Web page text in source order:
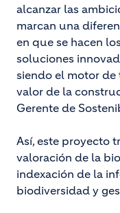
alcanzar las
marcan una
en que se hacen
soluciones
siendo el motor de
valor de la
Gerente de
Así, este proyecto
valoración de la
indexación de la
biodiversidad y